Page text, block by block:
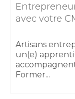
avec votre
Artisans
un(e)
Former...